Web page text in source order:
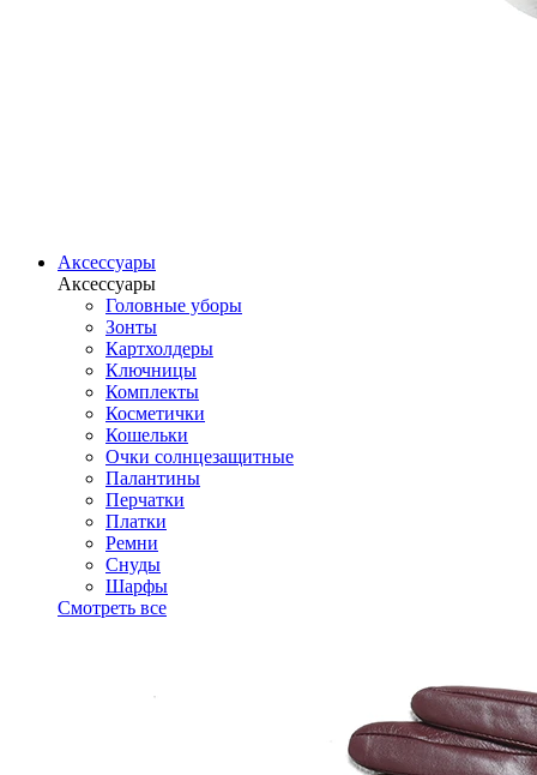
Аксессуары
Аксессуары
Головные уборы
Зонты
Картхолдеры
Ключницы
Комплекты
Косметички
Кошельки
Очки солнцезащитные
Палантины
Перчатки
Платки
Ремни
Снуды
Шарфы
Смотреть все